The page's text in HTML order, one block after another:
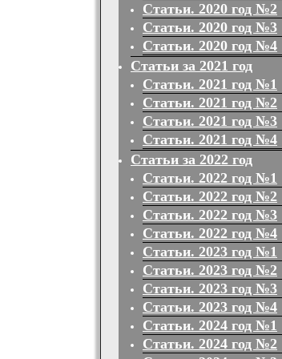
Статьи. 2020 год №2
Статьи. 2020 год №3
Статьи. 2020 год №4
Статьи за 2021 год
Статьи. 2021 год №1
Статьи. 2021 год №2
Статьи. 2021 год №3
Статьи. 2021 год №4
Статьи за 2022 год
Статьи. 2022 год №1
Статьи. 2022 год №2
Статьи. 2022 год №3
Статьи. 2022 год №4
Статьи. 2023 год №1
Статьи. 2023 год №2
Статьи. 2023 год №3
Статьи. 2023 год №4
Статьи. 2024 год №1
Статьи. 2024 год №2